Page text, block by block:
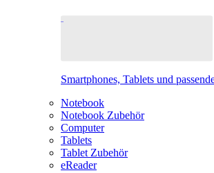
Smartphones, Tablets und
Notebook
Notebook Zubehör
Computer
Tablets
Tablet Zubehör
eReader